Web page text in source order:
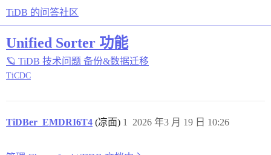
TiDB 的问答社区
Unified Sorter 功能
🪐 TiDB 技术问题 备份&数据迁移
TiCDC
TiDBer_EMDRI6T4 (凉面) 2026 年3 月 19 日 10:26
1